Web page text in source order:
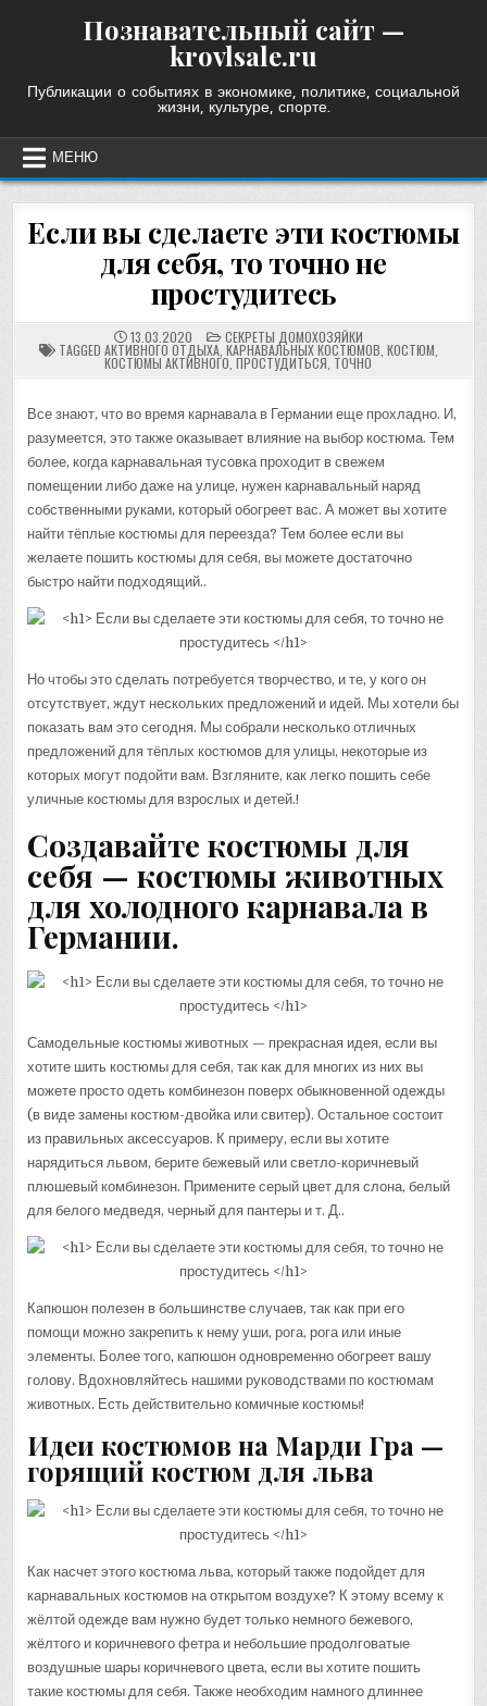
Познавательный сайт —
krovlsale.ru
Публикации о событиях в экономике, политике, социальной
жизни, культуре, спорте.
МЕНЮ
Если вы сделаете эти костюмы
для себя, то точно не
простудитесь
13.03.2020 POSTED
IN
СЕКРЕТЫ ДОМОХОЗЯЙКИ
TAGGED АКТИВНОГО ОТДЫХА, КАРНАВАЛЬНЫХ КОСТЮМОВ КОСТЮМ
КОСТЮМЫ АКТИВНОГО ПРОСТУДИТЬСЯ ТОЧНО
Все знают, что во время карнавала в Германии еще прохладно. И,
разумеется, это также оказывает влияние на выбор костюма. Тем
более, когда карнавальная тусовка проходит в свежем
помещении либо даже на улице, нужен карнавальный наряд
собственными руками, который обогреет вас. А может вы хотите
найти тёплые костюмы для переезда? Тем более если вы
желаете пошить костюмы для себя, вы можете достаточно
быстро найти подходящий..
Но чтобы это сделать потребуется творчество, и те, у кого он
отсутствует, ждут нескольких предложений и идей. Мы хотели бы
показать вам это сегодня. Мы собрали несколько отличных
предложений для тёплых костюмов для улицы, некоторые из
которых могут подойти вам. Взгляните, как легко пошить себе
уличные костюмы для взрослых и детей.!
Создавайте костюмы для
себя — костюмы животных
для холодного карнавала в
Германии.
Самодельные костюмы животных — прекрасная идея, если вы
хотите шить костюмы для себя, так как для многих из них вы
можете просто одеть комбинезон поверх обыкновенной одежды
(в виде замены костюм-двойка или свитер). Остальное состоит
из правильных аксессуаров. К примеру, если вы хотите
нарядиться львом, берите бежевый или светло-коричневый
плюшевый комбинезон. Примените серый цвет для слона, белый
для белого медведя, черный для пантеры и т. Д..
Капюшон полезен в большинстве случаев, так как при его
помощи можно закрепить к нему уши, рога, рога или иные
элементы. Более того, капюшон одновременно обогреет вашу
голову. Вдохновляйтесь нашими руководствами по костюмам
животных. Есть действительно комичные костюмы!
Идеи костюмов на Марди Гра —
горящий костюм для льва
Как насчет этого костюма льва, который также подойдет для
карнавальных костюмов на открытом воздухе? К этому всему к
жёлтой одежде вам нужно будет только немного бежевого,
жёлтого и коричневого фетра и небольшие продолговатые
воздушные шары коричневого цвета, если вы хотите пошить
такие костюмы для себя. Также необходим намного длиннее